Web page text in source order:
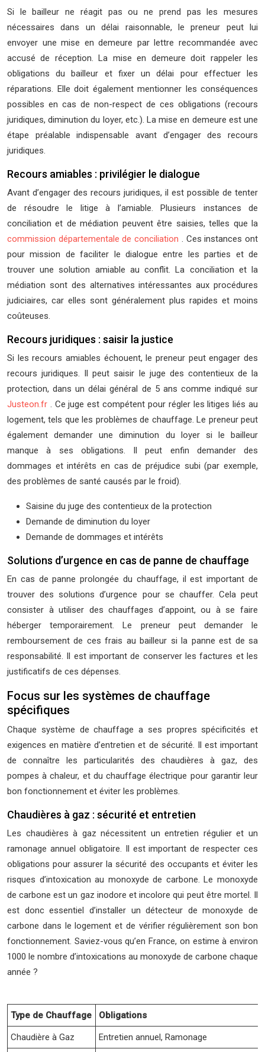
Si le bailleur ne réagit pas ou ne prend pas les mesures
nécessaires dans un délai raisonnable, le preneur peut lui
envoyer une mise en demeure par lettre recommandée avec
accusé de réception. La mise en demeure doit rappeler les
obligations du bailleur et fixer un délai pour effectuer les
réparations. Elle doit également mentionner les conséquences
possibles en cas de non-respect de ces obligations (recours
juridiques, diminution du loyer, etc.). La mise en demeure est une
étape préalable indispensable avant d’engager des recours
juridiques.
Recours amiables : privilégier le dialogue
Avant d’engager des recours juridiques, il est possible de tenter
de résoudre le litige à l’amiable. Plusieurs instances de
conciliation et de médiation peuvent être saisies, telles que la
commission départementale de conciliation . Ces instances ont
pour mission de faciliter le dialogue entre les parties et de
trouver une solution amiable au conflit. La conciliation et la
médiation sont des alternatives intéressantes aux procédures
judiciaires, car elles sont généralement plus rapides et moins
coûteuses.
Recours juridiques : saisir la justice
Si les recours amiables échouent, le preneur peut engager des
recours juridiques. Il peut saisir le juge des contentieux de la
protection, dans un délai général de 5 ans comme indiqué sur
Justeon.fr . Ce juge est compétent pour régler les litiges liés au
logement, tels que les problèmes de chauffage. Le preneur peut
également demander une diminution du loyer si le bailleur
manque à ses obligations. Il peut enfin demander des
dommages et intérêts en cas de préjudice subi (par exemple,
des problèmes de santé causés par le froid).
Saisine du juge des contentieux de la protection
Demande de diminution du loyer
Demande de dommages et intérêts
Solutions d’urgence en cas de panne de chauffage
En cas de panne prolongée du chauffage, il est important de
trouver des solutions d’urgence pour se chauffer. Cela peut
consister à utiliser des chauffages d’appoint, ou à se faire
héberger temporairement. Le preneur peut demander le
remboursement de ces frais au bailleur si la panne est de sa
responsabilité. Il est important de conserver les factures et les
justificatifs de ces dépenses.
Focus sur les systèmes de chauffage
spécifiques
Chaque système de chauffage a ses propres spécificités et
exigences en matière d’entretien et de sécurité. Il est important
de connaître les particularités des chaudières à gaz, des
pompes à chaleur, et du chauffage électrique pour garantir leur
bon fonctionnement et éviter les problèmes.
Chaudières à gaz : sécurité et entretien
Les chaudières à gaz nécessitent un entretien régulier et un
ramonage annuel obligatoire. Il est important de respecter ces
obligations pour assurer la sécurité des occupants et éviter les
risques d’intoxication au monoxyde de carbone. Le monoxyde
de carbone est un gaz inodore et incolore qui peut être mortel. Il
est donc essentiel d’installer un détecteur de monoxyde de
carbone dans le logement et de vérifier régulièrement son bon
fonctionnement. Saviez-vous qu’en France, on estime à environ
1000 le nombre d’intoxications au monoxyde de carbone chaque
année ?
Type de Chauffage Obligations
Chaudière à Gaz Entretien annuel, Ramonage